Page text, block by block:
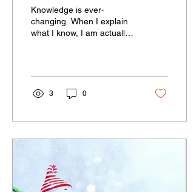
Knowledge is ever-
changing. When I explain
what I know, I am actually
3 0